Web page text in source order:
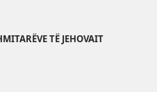
TË JEHOVAIT